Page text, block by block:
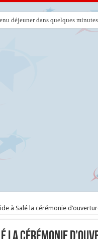
déjeuner dans quelques
à Salé la cérémonie